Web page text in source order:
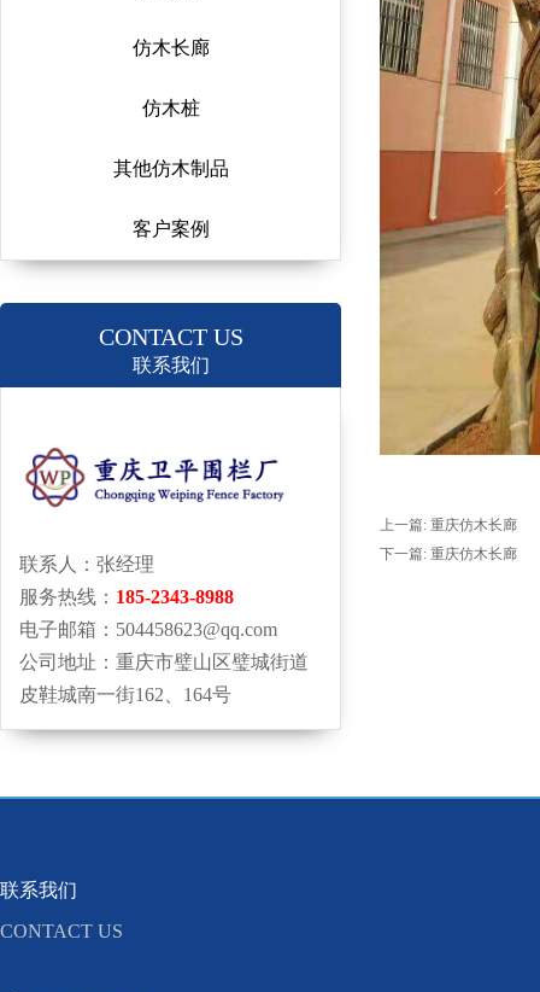
仿木长廊
仿木桩
其他仿木制品
客户案例
CONTACT US
联系我们
联系人：张经理
服务热线： 185-2343-8988
电子邮箱：504458623@qq.com
公司地址：重庆市璧山区璧城街道
皮鞋城南一街162、164号
上一篇: 重庆仿木长廊
下一篇: 重庆仿木长廊
联系我们
CONTACT US